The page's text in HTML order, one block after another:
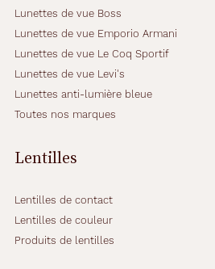
c
o
n
d
1
0
l
Détails
techniques
Lunettes de vue Boss
Lunettes de vue Emporio Armani
Lunettes de vue Le Coq Sportif
Lunettes de vue Levi's
Lunettes anti-lumière bleue
Toutes nos marques
Lentilles
Lentilles de contact
Lentilles de couleur
Produits de lentilles